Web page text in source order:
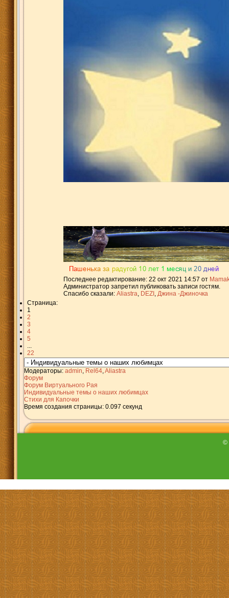
Последнее редактирование: 22 окт 2021 14:57 от
Администратор запретил публиковать записи гостям.
Спасибо сказали: Aliastra, DEZI , Джина -Джиночка
Страница:
1
2
3
4
5
...
22
Модераторы: admin, Rel64,Aliastra
Форум
Форум Виртуального Рая
Индивидуальные темы о наших любимцах
Стихи для Капочки
Время создания страницы: 0.097 секунд
©